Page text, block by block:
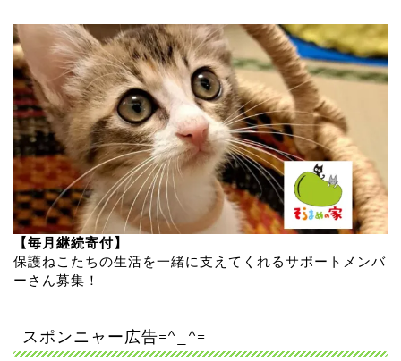
【毎月継続寄付】
保護ねこたちの生活を一緒に支えてくれるサポートメンバ
ーさん募集！
スポンニャー広告=^_^=